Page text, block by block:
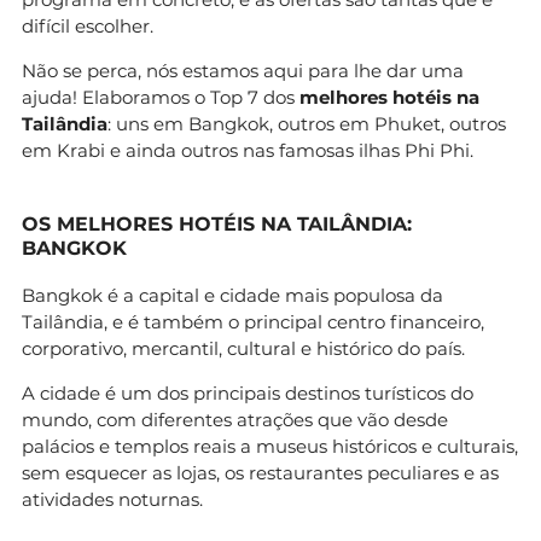
difícil escolher.
Não se perca, nós estamos aqui para lhe dar uma
ajuda! Elaboramos o Top 7 dos melhores hotéis na
Tailândia: uns em Bangkok, outros em Phuket, outros
em Krabi e ainda outros nas famosas ilhas Phi Phi.
OS MELHORES HOTÉIS NA TAILÂNDIA:
BANGKOK
Bangkok é a capital e cidade mais populosa da
Tailândia, e é também o principal centro financeiro,
corporativo, mercantil, cultural e histórico do país.
A cidade é um dos principais destinos turísticos do
mundo, com diferentes atrações que vão desde
palácios e templos reais a museus históricos e culturais,
sem esquecer as lojas, os restaurantes peculiares e as
atividades noturnas.